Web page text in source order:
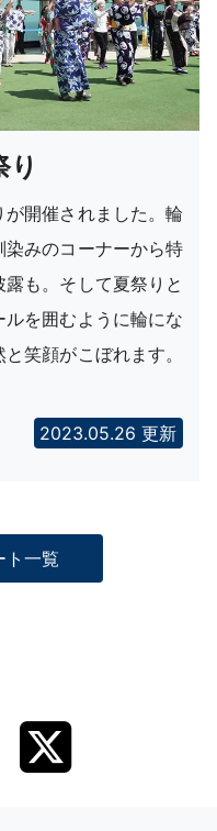
り
開催されました。輪
みのコーナーから特
も。そして夏祭りと
を囲むように輪にな
笑顔がこぼれます。
2023.05.26 更新
ト一覧